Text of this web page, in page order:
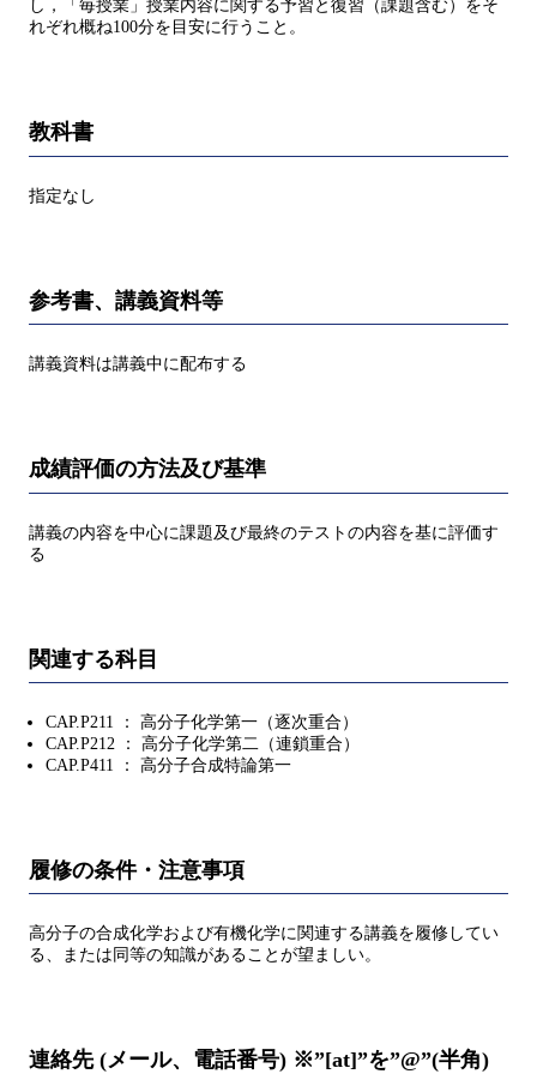
し，「毎授業」授業内容に関する予習と復習（課題含む）をそ
れぞれ概ね100分を目安に行うこと。
教科書
指定なし
参考書、講義資料等
講義資料は講義中に配布する
成績評価の方法及び基準
講義の内容を中心に課題及び最終のテストの内容を基に評価す
る
関連する科目
CAP.P211 ： 高分子化学第一（逐次重合）
CAP.P212 ： 高分子化学第二（連鎖重合）
CAP.P411 ： 高分子合成特論第一
履修の条件・注意事項
高分子の合成化学および有機化学に関連する講義を履修してい
る、または同等の知識があることが望ましい。
連絡先 (メール、電話番号) ※”[at]”を”@”(半角)